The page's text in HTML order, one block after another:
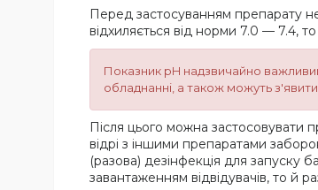
Перед застосуванням препарату
відхиляється від норми 7.0 — 7.4,
Показник pH надзвичайно
обладнанні, а також можуть
Після цього можна застосовувати
відрі з іншими препаратами
(разова) дезінфекція для запуску
завантаженням відвідувачів, то й